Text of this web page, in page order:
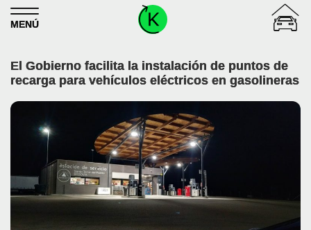
Skip to content
MENÚ
El Gobierno facilita la instalación de puntos de
recarga para vehículos eléctricos en gasolineras